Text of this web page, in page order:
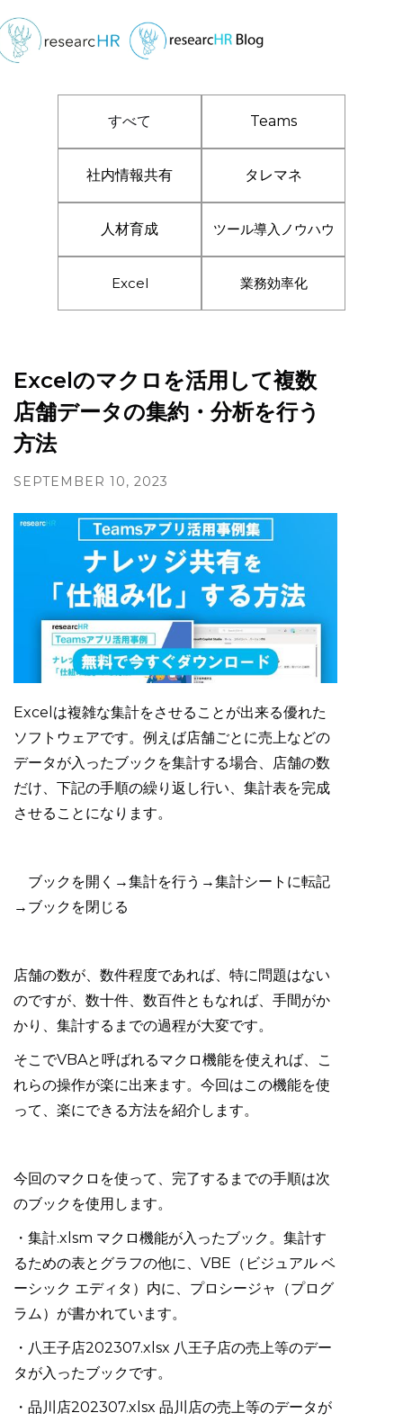
すべて Teams
社内情報共有 タレマネ
人材育成 ツール導入ノウハウ
Excel 業務効率化
Excelのマクロを活用して複数
店舗データの集約・分析を行う
方法
SEPTEMBER 10, 2023
Excelは複雑な集計をさせることが出来る優れた
ソフトウェアです。例えば店舗ごとに売上などの
データが入ったブックを集計する場合、店舗の数
だけ、下記の手順の繰り返し行い、集計表を完成
させることになります。
ブックを開く→集計を行う→集計シートに転記
→ブックを閉じる
店舗の数が、数件程度であれば、特に問題はない
のですが、数十件、数百件ともなれば、手間がか
かり、集計するまでの過程が大変です。
そこでVBAと呼ばれるマクロ機能を使えれば、こ
れらの操作が楽に出来ます。今回はこの機能を使
って、楽にできる方法を紹介します。
今回のマクロを使って、完了するまでの手順は次
のブックを使用します。
・集計.xlsm マクロ機能が入ったブック。集計す
るための表とグラフの他に、VBE（ビジュアル ベ
ーシック エディタ）内に、プロシージャ（プログ
ラム）が書かれています。
・八王子店202307.xlsx 八王子店の売上等のデー
タが入ったブックです。
・品川店202307.xlsx 品川店の売上等のデータが